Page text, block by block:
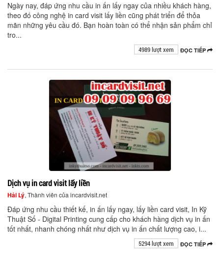
Ngày nay, đáp ứng nhu cầu in ấn lấy ngay của nhiều khách hàng,
theo đó công nghệ in card visit lấy liền cũng phát triển để thỏa
mãn những yêu cầu đó. Bạn hoàn toàn có thể nhận sản phẩm chỉ
tro...
ĐỌC TIẾP
4989 lượt xem
Dịch vụ in card visit lấy liền
Hải Lý, Thành viên của incardvisit.net
Đáp ứng nhu cầu thiết kế, in ấn lấy ngay, lấy liền card visit, In Kỹ
Thuật Số - Digital Printing cung cấp cho khách hàng dịch vụ in ấn
tốt nhất, nhanh chóng nhất như dịch vụ in ấn chất lượng cao, i...
ĐỌC TIẾP
5294 lượt xem